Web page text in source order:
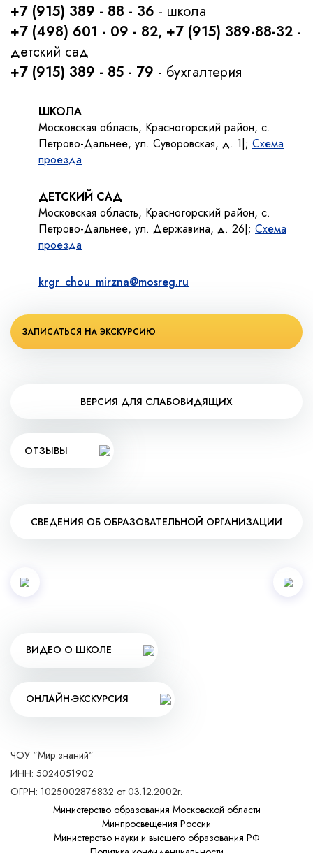
+7 (915) 389 - 88 - 36 - школа
+7 (498) 601 - 09 - 82, +7 (915) 389-88-32 -
детский сад
+7 (915) 389 - 85 - 79 - бухгалтерия
ШКОЛА
Московская область, Красногорский район, с.
Петрово-Дальнее, ул. Суворовская, д. 1|; Схема
проезда
ДЕТСКИЙ САД
Московская область, Красногорский район, с.
Петрово-Дальнее, ул. Державина, д. 26|; Схема
проезда
krgr_chou_mirzna@mosreg.ru
ЗАПИСАТЬСЯ НА ЭКСКУРСИЮ
ВЕРСИЯ ДЛЯ СЛАБОВИДЯЩИХ
ОТЗЫВЫ
СВЕДЕНИЯ ОБ ОБРАЗОВАТЕЛЬНОЙ ОРГАНИЗАЦИИ
ВИДЕО О ШКОЛЕ
ОНЛАЙН-ЭКСКУРСИЯ
ЧОУ "Мир знаний"
ИНН: 5024051902
ОГРН: 1025002876832 от 03.12.2002г.
Министерство образования Московской области
Минпросвещения России
Министерство науки и высшего образования РФ